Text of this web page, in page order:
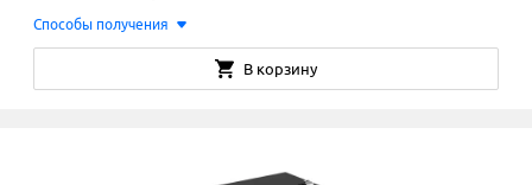
Способы получения
В корзину